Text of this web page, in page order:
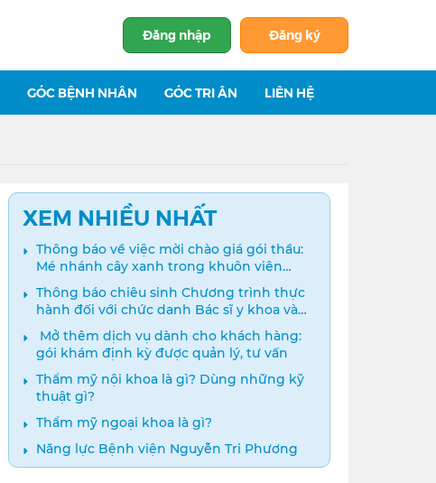
Đăng nhập Đăng ký
GÓC BỆNH NHÂN GÓC TRI ÂN LIÊN HỆ
XEM NHIỀU NHẤT
Thông báo về việc mời chào giá gói thầu:
Mé nhánh cây xanh trong khuôn viên
bệnh viện
Thông báo chiêu sinh Chương trình thực
hành đối với chức danh Bác sĩ y khoa và
Điều dưỡng năm 2024
️ Mở thêm dịch vụ dành cho khách hàng:
gói khám định kỳ được quản lý, tư vấn
Thẩm mỹ nội khoa là gì? Dùng những kỹ
thuật gì?
Thẩm mỹ ngoại khoa là gì?
Năng lực Bệnh viện Nguyễn Tri Phương